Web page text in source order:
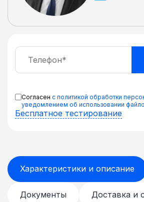
Согласен с политикой обработки
уведомлением об использовании
Бесплатное тестирование
Характеристики и описание
Документы Доставка и